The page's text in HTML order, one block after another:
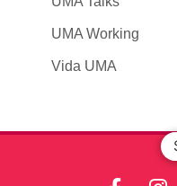
UMA Working
Vida UMA